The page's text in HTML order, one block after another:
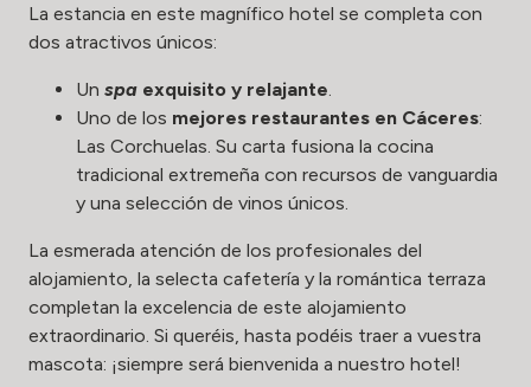
La estancia en este magnífico hotel se completa con
dos atractivos únicos:
Un spa exquisito y relajante.
Uno de los mejores restaurantes en Cáceres:
Las Corchuelas. Su carta fusiona la cocina
tradicional extremeña con recursos de vanguardia
y una selección de vinos únicos.
La esmerada atención de los profesionales del
alojamiento, la selecta cafetería y la romántica terraza
completan la excelencia de este alojamiento
extraordinario. Si queréis, hasta podéis traer a vuestra
mascota: ¡siempre será bienvenida a nuestro hotel!